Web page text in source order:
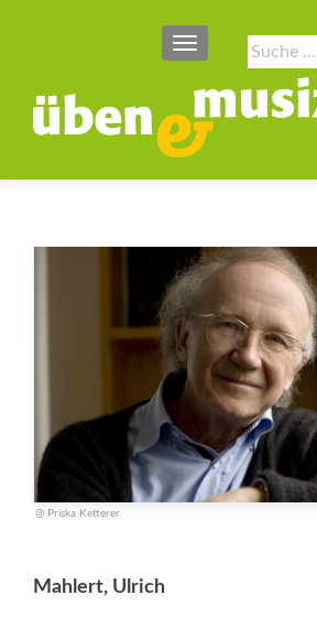
Suche
nach:
SCHALTE
@ Priska Ketterer
Mahlert, Ulrich